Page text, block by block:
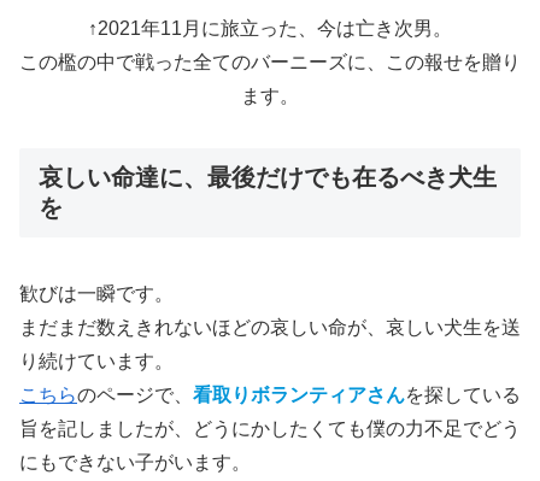
↑2021年11月に旅立った、今は亡き次男。
この檻の中で戦った全てのバーニーズに、この報せを贈り
ます。
哀しい命達に、最後だけでも在るべき犬生
を
歓びは一瞬です。
まだまだ数えきれないほどの哀しい命が、哀しい犬生を送
り続けています。
こちらのページで、 看取りボランティアさんを探している
旨を記しましたが、どうにかしたくても僕の力不足でどう
にもできない子がいます。